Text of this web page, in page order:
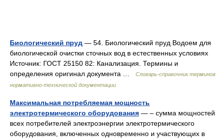
Биологический пруд — 54. Биологический пруд Водоем для
биологической очистки сточных вод в естественных условиях
Источник: ГОСТ 25150 82: Канализация. Термины и
определения оригинал документа …
Словарь-справочник терминов
нормативно-технической документации
Максимальная потребляемая мощность
электротермического оборудования — – сумма мощностей
всех потребителей электроэнергии электротермического
оборудования, включенных одновременно и участвующих в